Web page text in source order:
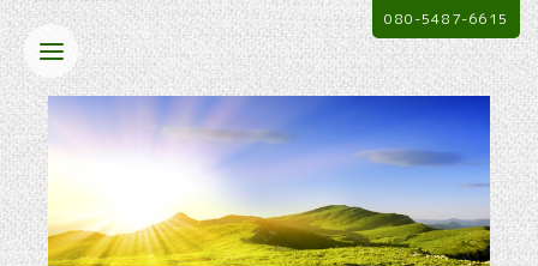
080-5487-6615